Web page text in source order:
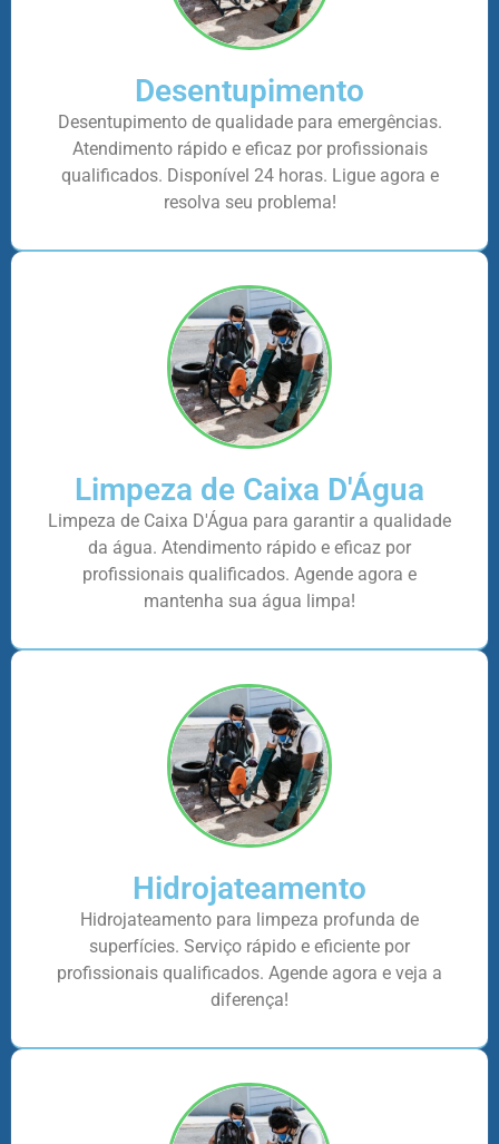
Desentupimento
Desentupimento de qualidade para emergências.
Atendimento rápido e eficaz por profissionais
qualificados. Disponível 24 horas. Ligue agora e
resolva seu problema!
Limpeza de Caixa D'Água
Limpeza de Caixa D'Água para garantir a qualidade
da água. Atendimento rápido e eficaz por
profissionais qualificados. Agende agora e
mantenha sua água limpa!
Hidrojateamento
Hidrojateamento para limpeza profunda de
superfícies. Serviço rápido e eficiente por
profissionais qualificados. Agende agora e veja a
diferença!